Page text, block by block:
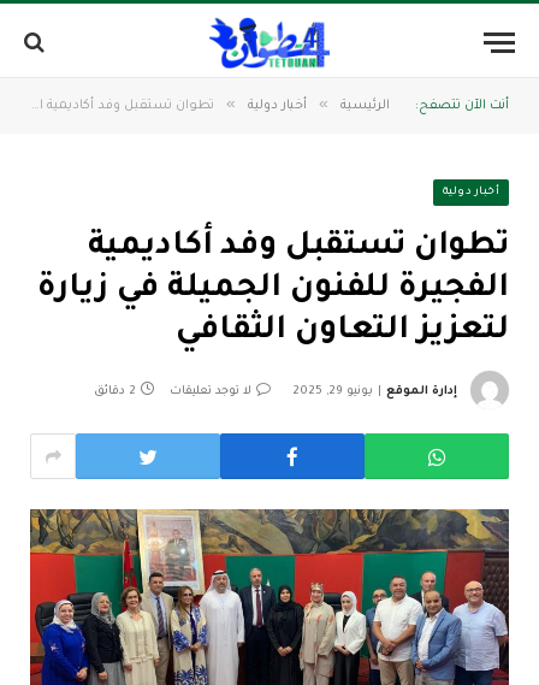
أنت الآن تتصفح: الرئيسية » أخبار دولية » تطوان تستقبل وفد أكاديمية الفجيرة للفنون الجميلة في زيارة لتعزيز التعاون الثقافي
أخبار دولية
تطوان تستقبل وفد أكاديمية
الفجيرة للفنون الجميلة في زيارة
لتعزيز التعاون الثقافي
إدارة الموقع يونيو 29, 2025 لا توجد تعليقات 2 دقائق